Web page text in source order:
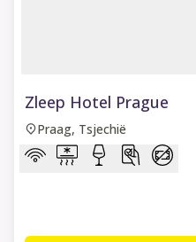
Zleep Hotel Prague
Praag, Tsjechië